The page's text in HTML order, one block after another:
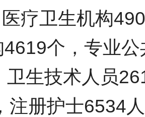
疗卫生机构
4619个，专业
卫生技术人员
注册护士6534